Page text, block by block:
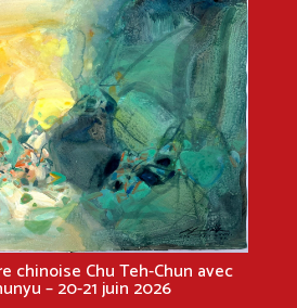
chinoise Chu Teh-Chun avec
– 20-21 juin 2026